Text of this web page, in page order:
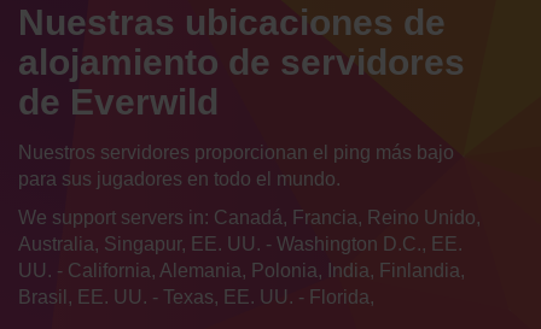
Nuestras ubicaciones de
alojamiento de servidores
de Everwild
Nuestros servidores proporcionan el ping más bajo
para sus jugadores en todo el mundo.
We support servers in: Canadá, Francia, Reino Unido,
Australia, Singapur, EE. UU. - Washington D.C., EE.
UU. - California, Alemania, Polonia, India, Finlandia,
Brasil, EE. UU. - Texas, EE. UU. - Florida,